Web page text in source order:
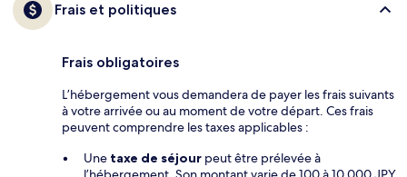
Frais et politiques
Frais obligatoires
L’hébergement vous demandera de payer les frais suivants
à votre arrivée ou au moment de votre départ. Ces frais
peuvent comprendre les taxes applicables :
Une taxe de séjour peut être prélevée à